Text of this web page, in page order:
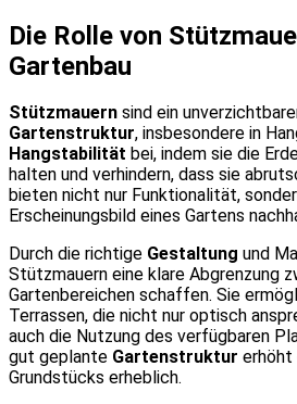
Die Rolle von
Gartenbau
Stützmauern sind ein
Gartenstruktur, insbesondere in
Hangstabilität bei, indem sie die
halten und verhindern, dass sie
bieten nicht nur Funktionalität,
Erscheinungsbild eines Gartens
Durch die richtige Gestaltung und
Stützmauern eine klare Abgrenzung
Gartenbereichen schaffen. Sie
Terrassen, die nicht nur optisch
auch die Nutzung des verfügbaren
gut geplante Gartenstruktur erhöht
Grundstücks erheblich.